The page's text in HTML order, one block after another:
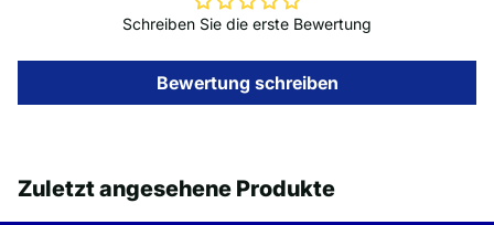
Schreiben Sie die erste Bewertung
Bewertung schreiben
Zuletzt angesehene Produkte